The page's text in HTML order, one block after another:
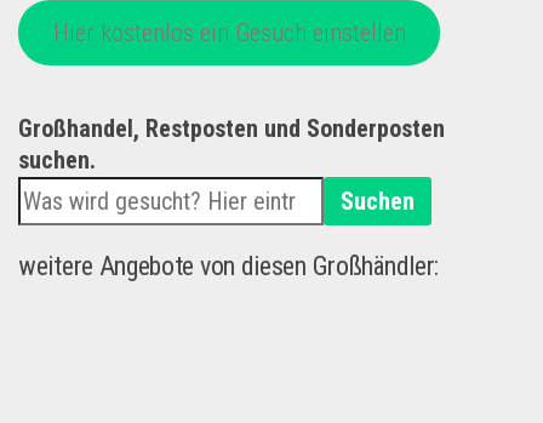
Hier kostenlos ein Gesuch einstellen
Großhandel, Restposten und Sonderposten
suchen.
Suchen
weitere Angebote von diesen Großhändler: